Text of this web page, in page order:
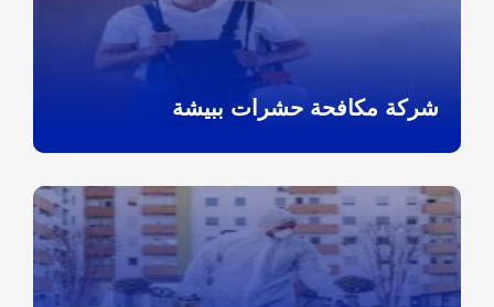
شركة مكافحة حشرات ببيشة